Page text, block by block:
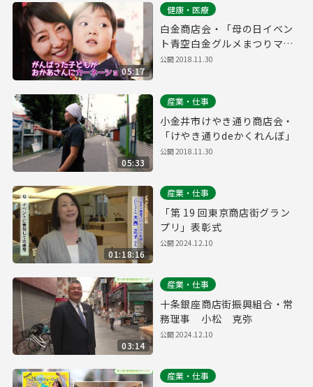
05:17
健康・医療
白金商店会・「母の日イベン
ト青空白金グルメまつりマン
マミーア」
公開2018.11.30
05:33
産業・仕事
小金井市けやき通り商店会・
「けやき通りdeかくれんぼ」
公開2018.11.30
01:18:16
産業・仕事
「第 19 回東京商店街グラン
プリ」表彰式
公開2024.12.10
03:14
産業・仕事
十条銀座商店街振興組合・常
務理事 小松 克弥
公開2024.12.10
産業・仕事